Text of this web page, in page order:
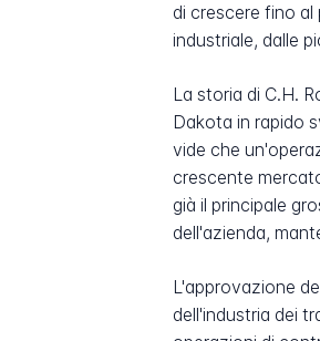
di crescere fino
industriale, dalle
La storia di C.H.
Dakota in rapido
vide che
crescente
già il principale
dell'azienda,
L'approvazione
dell'industria dei